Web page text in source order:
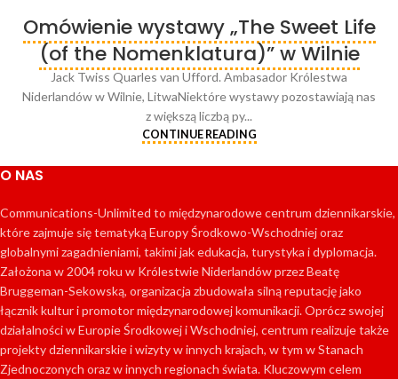
Omówienie wystawy „The Sweet Life
(of the Nomenklatura)” w Wilnie
Jack Twiss Quarles van Ufford. Ambasador Królestwa
Niderlandów w Wilnie, LitwaNiektóre wystawy pozostawiają nas
z większą liczbą py...
CONTINUE READING
O NAS
Communications-Unlimited to międzynarodowe centrum dziennikarskie,
które zajmuje się tematyką Europy Środkowo-Wschodniej oraz
globalnymi zagadnieniami, takimi jak edukacja, turystyka i dyplomacja.
Założona w 2004 roku w Królestwie Niderlandów przez Beatę
Bruggeman-Sekowską, organizacja zbudowała silną reputację jako
łącznik kultur i promotor międzynarodowej komunikacji. Oprócz swojej
działalności w Europie Środkowej i Wschodniej, centrum realizuje także
projekty dziennikarskie i wizyty w innych krajach, w tym w Stanach
Zjednoczonych oraz w innych regionach świata. Kluczowym celem